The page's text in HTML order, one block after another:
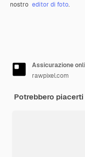
nostro editor di foto.
Assicurazione
rawpixel.com
Potrebbero